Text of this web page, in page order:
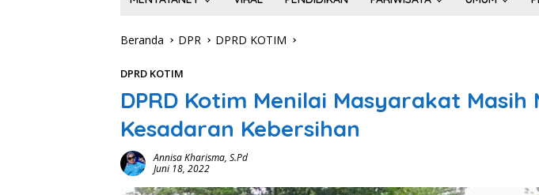
Beranda DPR DPRD KOTIM
DPRD KOTIM
DPRD Kotim Menilai Masyarakat Masih
Kesadaran Kebersihan
Annisa Kharisma, S.Pd
Juni 18, 2022